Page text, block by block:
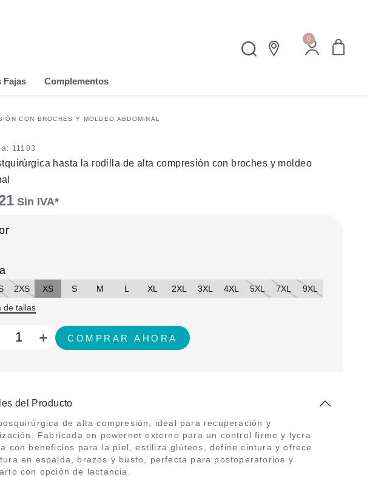
0
Fajas Complementos
CON BROCHES Y MOLDEO ABDOMINAL
: 11103
hasta la rodilla de alta compresión con broches y moldeo
2XS XS S M L XL 2XL 3XL 4XL 5XL 7XL
9XL
de tallas
＋
del Producto
de alta compresión, ideal para recuperación y
Fabricada en powernet externo para un control firme y lycra
con beneficios para la piel, estiliza glúteos, define cintura y ofrece
en espalda, brazos y busto, perfecta para postoperatorios y
con opción de lactancia.